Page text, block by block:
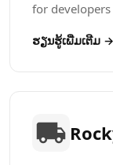
for
ຮຽນຮູ້​ເພີ່ມເຕີມ →